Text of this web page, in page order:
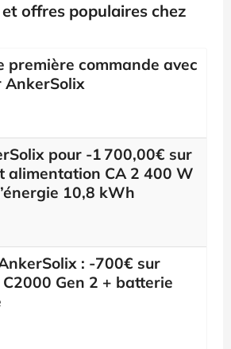
offres populaires chez
première commande avec
AnkerSolix
pour -1 700,00€ sur
alimentation CA 2 400 W
10,8 kWh
: -700€ sur
Gen 2 + batterie